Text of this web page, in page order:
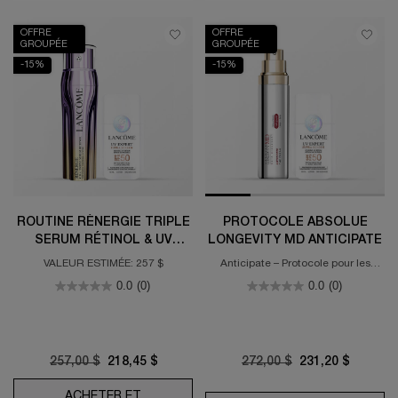
OFFRE
GROUPÉE
-15%
ROUTINE RÉNERGIE TRIPLE
SERUM RÉTINOL & UV
EXPERT SUPRA SCREEN
VALEUR ESTIMÉE: 257 $
0.0 (0)
Old price
257,00 $ New price
218,45 $
OFFRE
GROUPÉE
-15%
PROTOCOLE ABSOLUE
LONGEVITY MD ANTICIPATE
Anticipate – Protocole pour les
0.0 (0)
Old price
272,00 $ New price
231,20 $